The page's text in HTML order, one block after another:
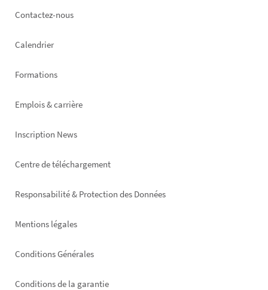
Footer
Contactez-nous
Calendrier
Formations
Emplois & carrière
Inscription News
Footer
Centre de téléchargement
Responsabilité & Protection des Données
Mentions légales
Conditions Générales
Conditions de la garantie